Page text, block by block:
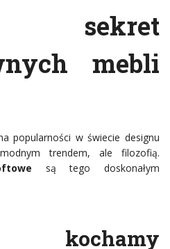
sekret
mebli
popularności w świecie designu
trendem, ale filozofią.
są tego doskonałym